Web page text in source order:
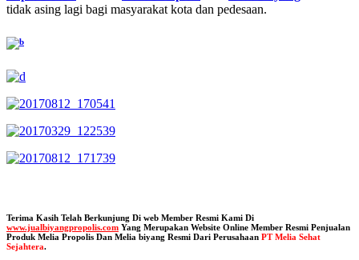
tidak asing lagi bagi masyarakat kota dan pedesaan.
Terima Kasih Telah Berkunjung Di web Member Resmi Kami Di
www.jualbiyangpropolis.com Yang Merupakan Website Online Member Resmi Penjualan
Produk Melia Propolis Dan Melia biyang Resmi Dari Perusahaan PT Melia Sehat
Sejahtera.